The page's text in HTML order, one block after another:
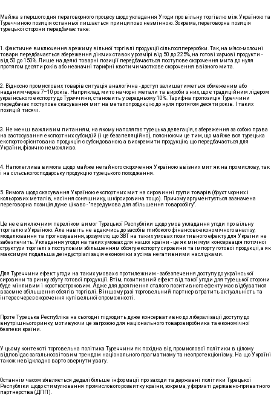
Майже з першого дня переговорного процесу щодо укладання Угоди про вільну торгівлю між Україною та
Туреччиною позиція останньої лишається принципово незмінною. Зокрема, переговорна позиція
турецької сторони передбачає таке:
1. Фактичне виключення з режиму вільної торгівлі продукції сільгосппереробки. Так, на м'ясо-молочні
товари передбачається збереження діючих ставок у розмірі від 50 до 225%, на готові харчові продукти -
від 50 до 150%. Лише на деякі товарні позиції передбачається поступове скорочення мита до нуля
протягом десяти років або незначні тарифні квоти чи часткове скорочення ввізного мита.
2. Відносно промислових товарів ситуація аналогічна - доступ залишатиметься обмеженим або
наданим через 7–10 років. Наприклад, мито на чорні метали та вироби з них, що є традиційним лідером
українського експорту до Туреччини, становить у середньому 10%. Тарифна пропозиція Туреччини
передбачає поступове скасування мит на металопродукцію до нуля протягом десяти років. І таких
позицій тисячі.
3. Не менш важливим питанням, на якому наполягає турецька делегація, є збереження за собою права
на застосування експортних субсидій (і це безапеляційно), пояснюючи це тим, що майже вся турецька
експорто-орієнтована продукція є субсидованою, а виокремити продукцію, що передбачається для
України, фізично неможливо.
4. Наполеглива вимога щодо майже негайного скорочення Україною ввізних мит як на промислову, так
і на сільськогосподарську продукцію турецького походження.
5. Вимога щодо скасування Україною експортних мит на сировинні групи товарів (брухт чорних і
кольорових металів, насіння соняшнику, шкірсировина тощо). Причому аргументується зазначена
переговорна позиція дуже цікаво - "передумова для збільшення товарообігу".
Це не є виключним переліком вимог Турецької Республіки щодо умов укладання угоди про вільну
торгівлю з Україною. Але навіть не вдаючись до засобів глибокого фінансово-економічного аналізу,
моделювання та прогнозування, зрозуміло, що ЗВТ на таких умовах позитивного ефекту для України не
забезпечить. Укладання угоди на таких умовах для нашої країни - це як мінімум консервація поточної
структури торгівлі з поступовим збільшенням обсягу експорту сировини та імпорту готової продукції, а як
максимум подальша деіндустріалізація економіки з усіма негативними наслідками.
Для Туреччини ефект угоди на таких умовах є протилежним - забезпечення доступу до української
сировини та ринку збуту готової продукції. Втім, позитивний ефект від такої угоди для турецької сторони
буде мінливим і короткостроковим. Адже для досягнення сталого позитивного ефекту має відбуватися
взаємне збільшення обсягів торгівлі. В іншому разі торговельний партнер втратить актуальність та
інтерес через скорочення купівельної спроможності.
Проте Турецька Республіка на сьогодні підходить дуже консервативно до лібералізації доступу до
внутрішнього ринку, мотивуючи це загрозою для національного товаровиробника та економічної
безпеки країни.
У цьому контексті торговельна політика Туреччини як похідна від промислової політики в цілому
відповідає загальносвітовим трендам національного прагматизму та неопротекціонізму. На що Україні
також невідкладно варто звернути увагу.
Останнім часом з'являється дедалі більше інформації про заходи та державні політики Турецької
Республіки щодо стимулювання промислового розвитку країни, зокрема, у форматі державно-приватного
партнерства (ДПП).